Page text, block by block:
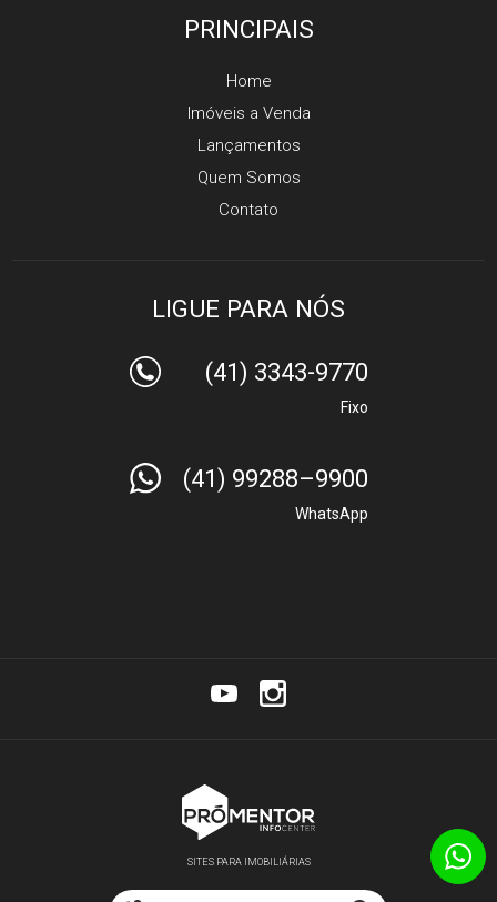
PRINCIPAIS
Home
Imóveis a Venda
Lançamentos
Quem Somos
Contato
LIGUE PARA NÓS
(41) 3343-9770
Fixo
(41) 99288–9900
WhatsApp
SITES PARA IMOBILIÁRIAS